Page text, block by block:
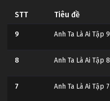
STT Tiêu đề
9 Anh Ta Là Ai Tập 9
8 Anh Ta Là Ai Tập 8
7 Anh Ta Là Ai Tập 7